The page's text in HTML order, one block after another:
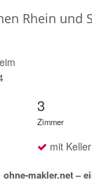
Rhein und
3
Zimmer
mit Keller
ohne-makler.net –